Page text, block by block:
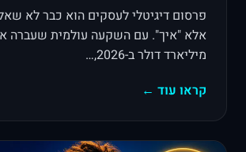
פרסום דיגיטלי לעסקים הוא כבר לא
מיליארד דולר ב-2026,…
קראו עוד ←